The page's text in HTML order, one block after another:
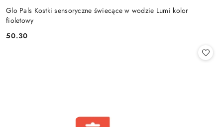
Glo Pals Kostki sensoryczne świecące w wodzie Lumi kolor
fioletowy
Cena:
50.30